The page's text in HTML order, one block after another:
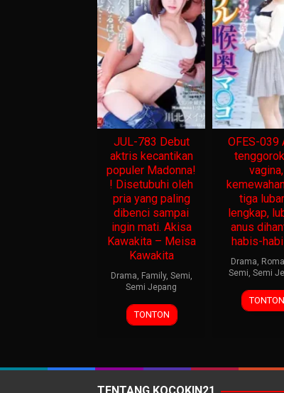
JUL-783 Debut
aktris kecantikan
populer Madonna!
! Disetubuhi oleh
pria yang paling
dibenci sampai
ingin mati. Akisa
Kawakita – Meisa
Kawakita
Drama, Family, Semi,
Semi Jepang
TONTON
OFES-039
vagina,
tiga
lengkap,
anus
habis-
Drama,
Semi, Semi
TONTON